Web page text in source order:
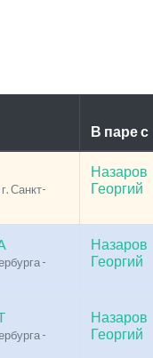
В паре с
Санкт-
Назаров
Георгий
-
Назаров
Георгий
-
Назаров
Георгий